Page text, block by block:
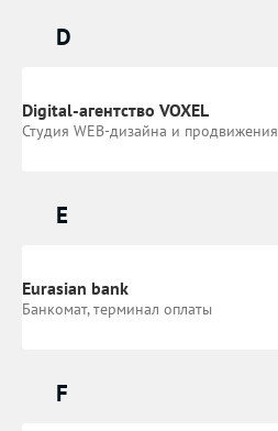
D
Digital-агентство VOXEL
Студия WEB-дизайна и продвижения
E
Eurasian bank
Банкомат, терминал оплаты
F